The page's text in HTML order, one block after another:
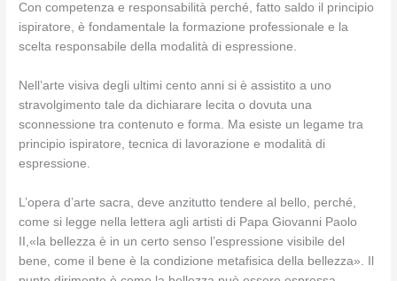
Con competenza e responsabilità perché, fatto saldo il principio
ispiratore, è fondamentale la formazione professionale e la
scelta responsabile della modalità di espressione.
Nell’arte visiva degli ultimi cento anni si è assistito a uno
stravolgimento tale da dichiarare lecita o dovuta una
sconnessione tra contenuto e forma. Ma esiste un legame tra
principio ispiratore, tecnica di lavorazione e modalità di
espressione.
L’opera d’arte sacra, deve anzitutto tendere al bello, perché,
come si legge nella lettera agli artisti di Papa Giovanni Paolo
II,«la bellezza è in un certo senso l’espressione visibile del
bene, come il bene è la condizione metafisica della bellezza». Il